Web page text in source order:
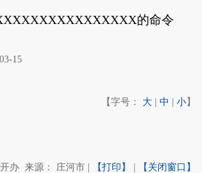
的命令
15
【字号： 大 中 小 】
办 来源： 庄河市 | 【打印】 【关闭窗口】